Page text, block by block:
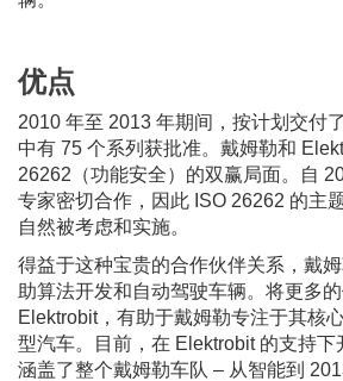
优点
2010 年至 2013 年期间，按计划交付
中有 75 个系列获批准。戴姆勒和
26262（功能安全）的双赢局面。自
专家密切合作，因此 ISO 26262 的主
自然被考虑和实施。
得益于这种宝贵的合作伙伴关系，戴
助算法开发和自动驾驶车辆。将更多
Elektrobit，有助于戴姆勒专注于其核
型汽车。目前，在 Elektrobit 的支持
涵盖了整个戴姆勒车队 – 从智能到